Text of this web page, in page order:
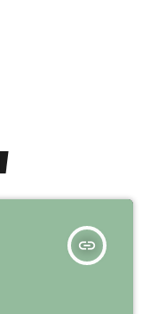
insert_link